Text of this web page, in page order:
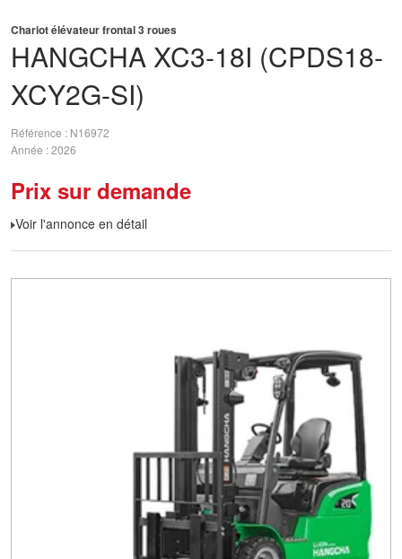
HANGCHA XC3-18I (CPDS18-
XCY2G-SI)
Chariot élévateur frontal 3 roues
Référence
N16972
Année 2026
Prix sur demande
Voir l'annonce en détail